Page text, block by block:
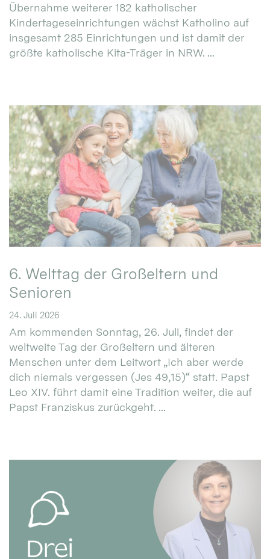
Übernahme weiterer 182 katholischer
Kindertageseinrichtungen wächst Katholino auf
insgesamt 285 Einrichtungen und ist damit der
größte katholische Kita-Träger in NRW. ...
6. Welttag der Großeltern und
Senioren
24. Juli 2026
Am kommenden Sonntag, 26. Juli, findet der
weltweite Tag der Großeltern und älteren
Menschen unter dem Leitwort „Ich aber werde
dich niemals vergessen (Jes 49,15)“ statt. Papst
Leo XIV. führt damit eine Tradition weiter, die auf
Papst Franziskus zurückgeht. ...